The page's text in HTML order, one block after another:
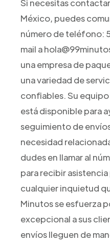
Si necesitas
México, puedes
número de teléfono:
mail a
una empresa de
una variedad de
confiables. Su
está disponible para
seguimiento de
necesidad
dudes en llamar al
para recibir
cualquier inquietud
Minutos se esfuerza
excepcional a sus
envíos lleguen de